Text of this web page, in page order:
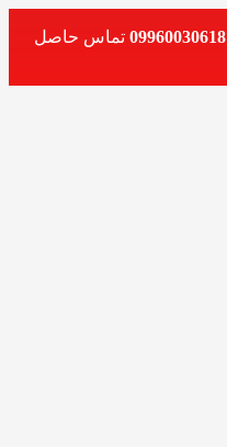
09960030618 تماس حاصل